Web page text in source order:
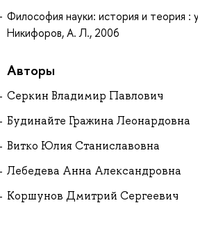
Философия науки: история и теория :
Никифоров, А. Л., 2006
Авторы
Серкин Владимир Павлович
Будинайте Гражина Леонардовна
Витко Юлия Станиславовна
Лебедева Анна Александровна
Коршунов Дмитрий Сергеевич